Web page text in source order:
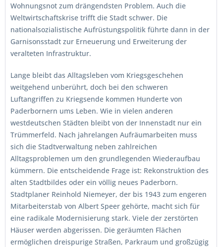
Wohnungsnot zum drängendsten Problem. Auch die
Weltwirtschaftskrise trifft die Stadt schwer. Die
nationalsozialistische Aufrüstungspolitik führte dann in der
Garnisonsstadt zur Erneuerung und Erweiterung der
veralteten Infrastruktur.
Lange bleibt das Alltagsleben vom Kriegsgeschehen
weitgehend unberührt, doch bei den schweren
Luftangriffen zu Kriegsende kommen Hunderte von
Paderbornern ums Leben. Wie in vielen anderen
westdeutschen Städten bleibt von der Innenstadt nur ein
Trümmerfeld. Nach jahrelangen Aufräumarbeiten muss
sich die Stadtverwaltung neben zahlreichen
Alltagsproblemen um den grundlegenden Wiederaufbau
kümmern. Die entscheidende Frage ist: Rekonstruktion des
alten Stadtbildes oder ein völlig neues Paderborn.
Stadtplaner Reinhold Niemeyer, der bis 1943 zum engeren
Mitarbeiterstab von Albert Speer gehörte, macht sich für
eine radikale Modernisierung stark. Viele der zerstörten
Häuser werden abgerissen. Die geräumten Flächen
ermöglichen dreispurige Straßen, Parkraum und großzügig